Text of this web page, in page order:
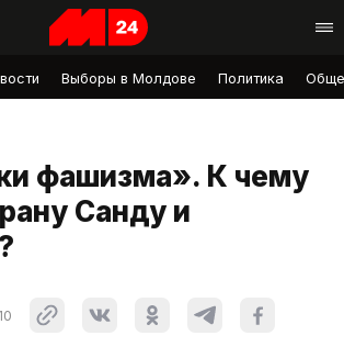
Выборы в Молдове Политика
фашизма». К чему
Санду и